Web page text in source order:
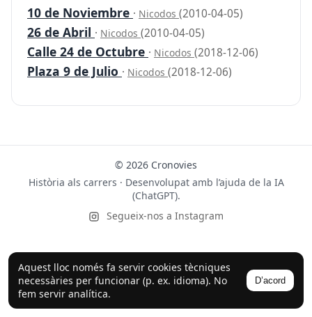
Aquest lloc només fa servir cookies tècniques
necessàries per funcionar (p. ex. idioma). No
fem servir analítica.
D’acord
10 de Noviembre · Nicodos (2010-04-05)
26 de Abril · Nicodos (2010-04-05)
Calle 24 de Octubre · Nicodos (2018-12-06)
Plaza 9 de Julio · Nicodos (2018-12-06)
© 2026 Cronovies
Història als carrers · Desenvolupat amb l’ajuda de la IA
(ChatGPT).
Segueix-nos a Instagram